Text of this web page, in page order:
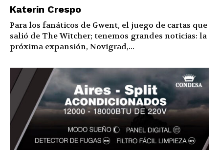
Katerin Crespo
Para los fanáticos de Gwent, el juego de cartas que
salió de The Witcher; tenemos grandes noticias: la
próxima expansión, Novigrad,...